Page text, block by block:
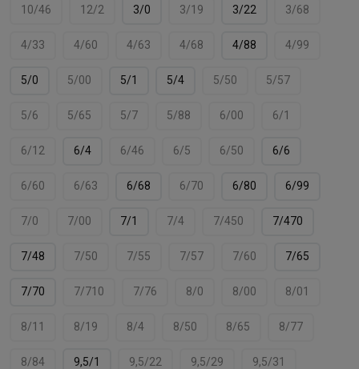
10/46 12/2 3/0 3/19 3/22 3/68
4/33 4/60 4/63 4/68 4/88 4/99
5/0 5/00 5/1 5/4 5/50 5/57
5/6 5/65 5/7 5/88 6/00 6/1
6/12 6/4 6/46 6/5 6/50 6/6
6/60 6/63 6/68 6/70 6/80 6/99
7/0 7/00 7/1 7/4 7/450 7/470
7/48 7/50 7/55 7/57 7/60 7/65
7/70 7/710 7/76 8/0 8/00 8/01
8/11 8/19 8/4 8/50 8/65 8/77
8/84 9,5/1 9,5/22 9,5/29 9,5/31